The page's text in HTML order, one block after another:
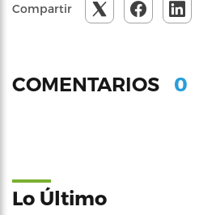
Compartir
COMENTARIOS 0
Lo Último